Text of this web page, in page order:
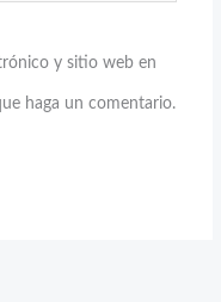
y sitio web en
haga un comentario.